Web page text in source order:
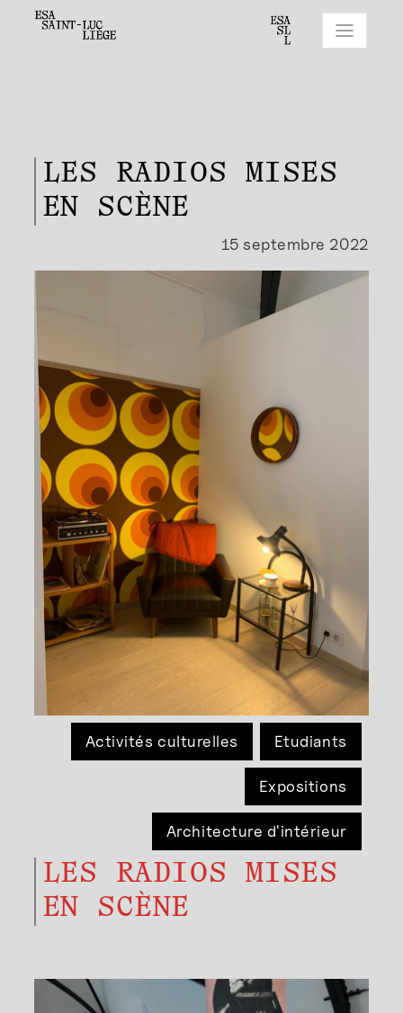
LES RADIOS MISES
EN SCÈNE
15 septembre 2022
Activités culturelles Etudiants
Expositions
Architecture d'intérieur
LES RADIOS MISES
EN SCÈNE